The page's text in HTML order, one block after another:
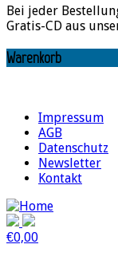
Bei jeder
Gratis-CD aus
Warenkorb
Impressum
AGB
Datenschutz
Newsletter
Kontakt
€0,00